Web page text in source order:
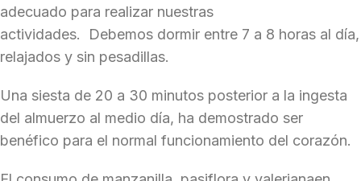
adecuado para realizar nuestras
actividades. Debemos dormir entre 7 a 8 horas al día,
relajados y sin pesadillas.
Una siesta de 20 a 30 minutos posterior a la ingesta
del almuerzo al medio día, ha demostrado ser
benéfico para el normal funcionamiento del corazón.